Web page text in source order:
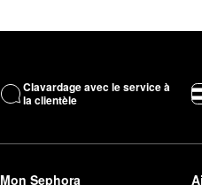
Clavardage avec le service à
la clientèle
Mon Sephora